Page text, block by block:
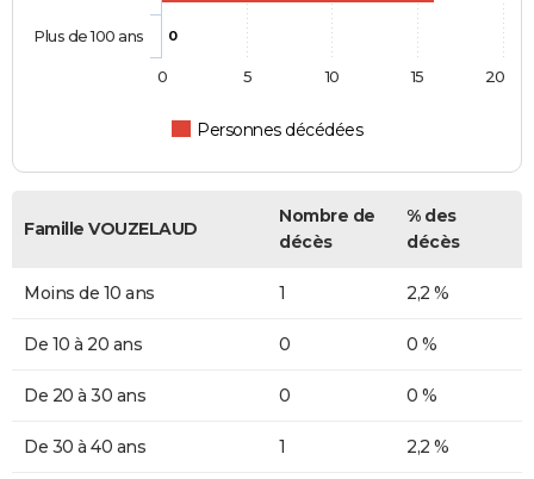
0
Personnes décédées
Plus de 100 ans
0 5 10 15 20
Famille VOUZELAUD
Nombre de
décès
% des
décès
Moins de 10 ans 1 2,2 %
De 10 à 20 ans 0 0 %
De 20 à 30 ans 0 0 %
De 30 à 40 ans 1 2,2 %